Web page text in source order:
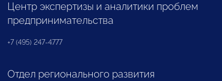
Центр экспертизы и аналитики проблем
предпринимательства
+7 (495) 247-4777
Отдел регионального развития